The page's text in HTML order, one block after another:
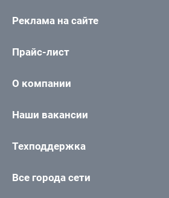
Реклама на сайте
Прайс-лист
О компании
Наши вакансии
Техподдержка
Все города сети